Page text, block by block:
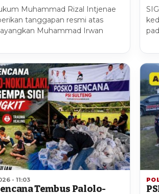
Muhammad Rizal Intjenae
tanggapan resmi atas
Muhammad Irwan
- 11:03
Tembus Palolo-